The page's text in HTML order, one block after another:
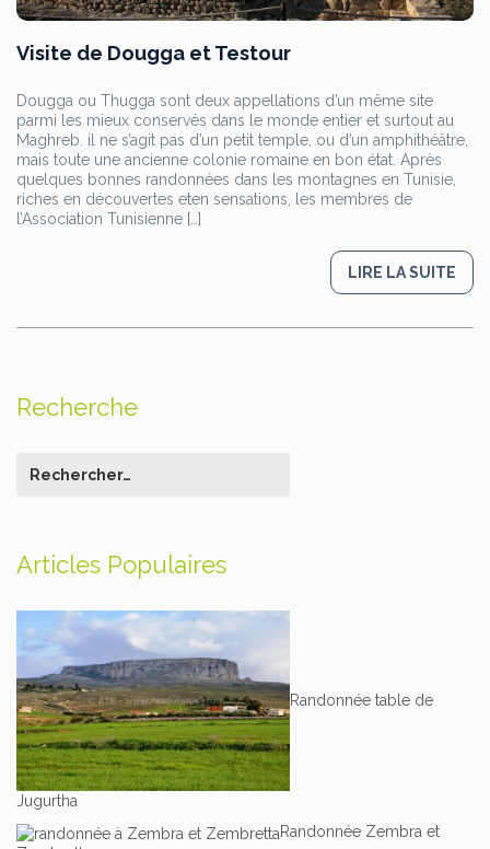
Visite de Dougga et Testour
Dougga ou Thugga sont deux appellations d’un même site
parmi les mieux conservés dans le monde entier et surtout au
Maghreb. il ne s’agit pas d’un petit temple, ou d’un amphithéâtre,
mais toute une ancienne colonie romaine en bon état. Après
quelques bonnes randonnées dans les montagnes en Tunisie,
riches en découvertes eten sensations, les membres de
l’Association Tunisienne […]
LIRE LA SUITE
Recherche
Articles Populaires
Randonnée table de
Jugurtha
Randonnée Zembra et